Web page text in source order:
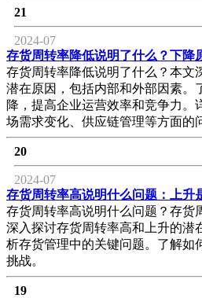
21
2024-07
存货周转率降低说明了什么？下降
存货周转率降低说明了什么？本文
潜在原因，包括内部和外部因素。
降，提高企业运营效率和竞争力。
场需求变化、供应链管理等方面的
20
2024-07
存货周转率高说明什么问题：上升
存货周转率高说明什么问题？存货
深入探讨存货周转率高和上升的潜
析存货管理中的关键问题。了解如
挑战。
19